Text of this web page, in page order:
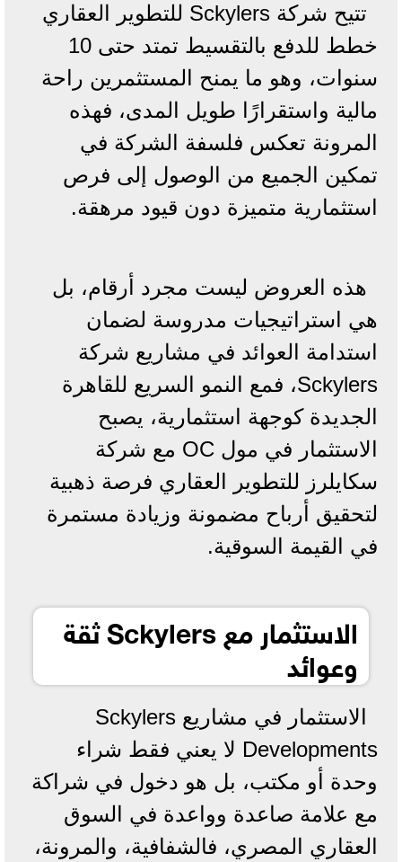
تتيح شركة Sckylers للتطوير العقاري
خطط للدفع بالتقسيط تمتد حتى 10
سنوات، وهو ما يمنح المستثمرين راحة
مالية واستقرارًا طويل المدى، فهذه
المرونة تعكس فلسفة الشركة في
تمكين الجميع من الوصول إلى فرص
استثمارية متميزة دون قيود مرهقة.
هذه العروض ليست مجرد أرقام، بل
هي استراتيجيات مدروسة لضمان
استدامة العوائد في مشاريع شركة
Sckylers، فمع النمو السريع للقاهرة
الجديدة كوجهة استثمارية، يصبح
الاستثمار في مول OC مع شركة
سكايلرز للتطوير العقاري فرصة ذهبية
لتحقيق أرباح مضمونة وزيادة مستمرة
في القيمة السوقية.
الاستثمار مع Sckylers ثقة
وعوائد
الاستثمار في مشاريع Sckylers
Developments لا يعني فقط شراء
وحدة أو مكتب، بل هو دخول في شراكة
مع علامة صاعدة وواعدة في السوق
العقاري المصري، فالشفافية، والمرونة،